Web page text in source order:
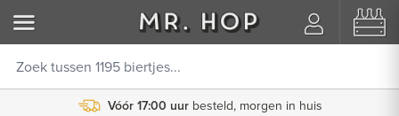
Vóór 17:00 uur besteld, morgen in huis